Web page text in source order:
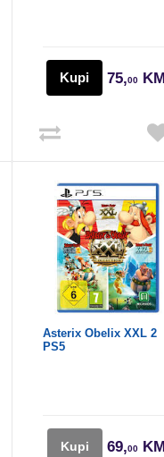
Kupi 75,00 KM
Asterix Obelix XXL 2
PS5
Kupi 69,00KM